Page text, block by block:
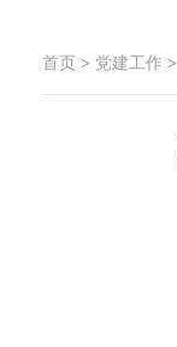
首页 > 党建工作 >